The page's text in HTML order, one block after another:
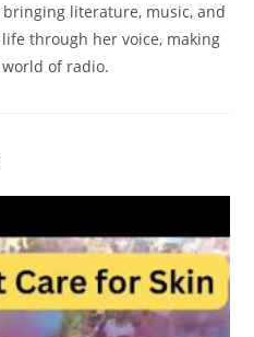
literature, music, and
through her voice, making
of radio.